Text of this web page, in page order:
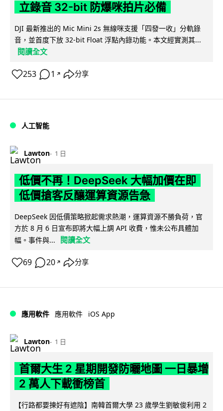
立錄音 32-bit 防爆咪拍片必備
DJI 最新推出的 Mic Mini 2s 無線咪支援「四發一收」分軌錄
音，並首度下放 32-bit Float 浮點內錄功能。本文經實測其...
閱讀全文
253 1 ↗ 分享
人工智能
Lawton 1 日
低價不再！DeepSeek 大幅加價在即
低價搶客反釀運算資源告急
DeepSeek 因低價策略掀起需求熱潮，運算資源不勝負荷，官
方於 8 月 6 日宣布即將大幅上調 API 收費，惟未公布具體加
幅。事件與...
閱讀全文
69 20 ↗ 分享
應用軟件 應用軟件 iOS App
Lawton 1 日
首爾大生 2 星期開發防曬地圖 一日暴增
2 萬人下載衝榜首
【行路都要揀好有遮陰】南韓首爾大學 23 歲學生劉敏俊利用 2